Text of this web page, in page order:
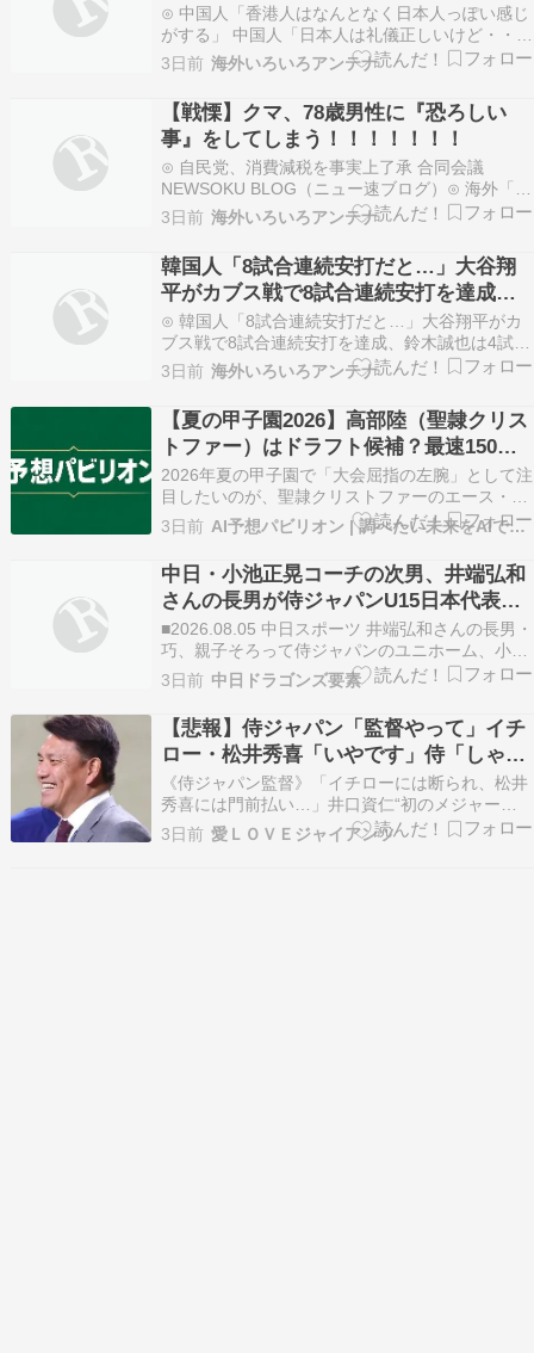
⊙ 中国人「香港人はなんとなく日本人っぽい感じ
がする」 中国人「日本人は礼儀正しいけど・・」
「常に何かに急いでいる」じゃぽにか反応帳⊙ 韓
国人「8試合連続安打だと…」大谷翔平がカブス
戦で8試合連続安打を達成、鈴木誠也は4試合連続
でタイムリーヒット放つも侍ジャパン勢は敗北ク
ロード-…
3日前 海外いろいろアンテナ
【戦慄】クマ、78歳男性に『恐ろしい
事』をしてしまう！！！！！！！
⊙ 自民党、消費減税を事実上了承 合同会議
NEWSOKU BLOG（ニュー速ブログ）⊙ 海外「日
本に行ったらラーメンよりもコレがオススメだ
よ」まるっと翻訳⊙ 【MLB】俺が日本の電車に乗
るとドジャースが大型補強するんだが → 「その
まま電車に乗り続けろ」「日本に引っ越させるた
めの…
3日前 海外いろいろアンテナ
韓国人「8試合連続安打だと…」大谷翔
平がカブス戦で8試合連続安打を達成、
鈴木誠也は4試合連続でタイムリーヒッ
ト放つも侍ジャパン勢は敗北
⊙ 韓国人「8試合連続安打だと…」大谷翔平がカ
ブス戦で8試合連続安打を達成、鈴木誠也は4試合
連続でタイムリーヒット放つも侍ジャパン勢は敗
北クロード-韓国の反応まとめ⊙ 永住外国人の条
件変更へ →収入・日本語能力・生活状況を厳しく
確認トッポギ注意報！⊙ 中国人「日本のリアルな
仕事の…
3日前 海外いろいろアンテナ
【夏の甲子園2026】高部陸（聖隷クリス
トファー）はドラフト候補？最速150キ
ロ左腕の球種・出身中学・進路を調査
2026年夏の甲子園で「大会屈指の左腕」として注
目したいのが、聖隷クリストファーのエース・高
部陸投手です。 最速は150キロ。 左腕としては高
校生トップクラスのスピードを誇り、2026年春に
は侍ジャパンU-18日本代表候補にも選出されまし
た。 2025年夏には2年生エースとして聖…
3日前 AI予想パビリオン | 調べたい未来をAIで試作する
中日・小池正晃コーチの次男、井端弘和
さんの長男が侍ジャパンU15日本代表に
選出される
■2026.08.05 中日スポーツ 井端弘和さんの長男・
巧、親子そろって侍ジャパンのユニホーム、小池
コーチ次...
3日前 中日ドラゴンズ要素
【悲報】侍ジャパン「監督やって」イチ
ロー・松井秀喜「いやです」侍「しゃー
ない井口でええか…」
《侍ジャパン監督》「イチローには断られ、松井
秀喜には門前払い…」井口資仁“初のメジャーリ
ーガー監督”誕生の裏にあった「難航極めたドタ
バタ選考」 - 文春オンライン 《侍ジャパン監督》
3日前 愛ＬＯＶＥジャイアンツ